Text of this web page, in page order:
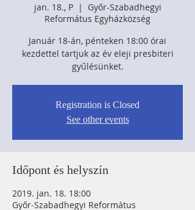
jan. 18., P
  |
Győr-Szabadhegyi
Református Egyházközség
Január 18-án, pénteken 18:00 órai
kezdettel tartjuk az év eleji presbiteri
gyűlésünket.
Registration is Closed
See other events
Időpont és helyszín
2019. jan. 18. 18:00
Győr-Szabadhegyi Református